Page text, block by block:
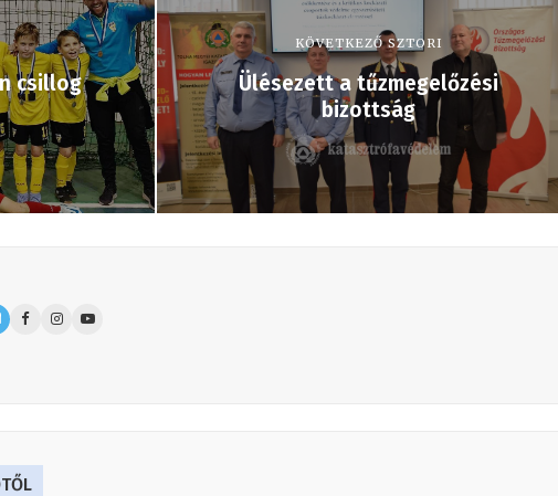
csillog
KÖVETKEZŐ SZTORI
Ülésezett a tűzmegelőzési
bizottság